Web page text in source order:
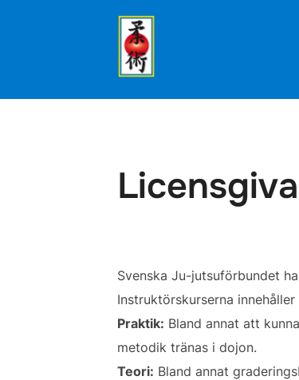
Svenska Ju-jutsuförbundet
Instruktörskurserna
Praktik: Bland annat att
metodik tränas i dojon.
Teori: Bland annat